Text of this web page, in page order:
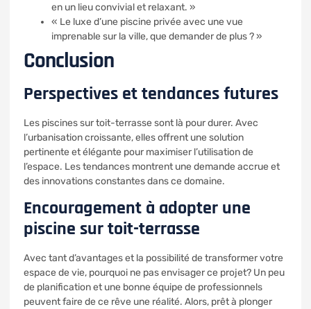
en un lieu convivial et relaxant. »
« Le luxe d’une piscine privée avec une vue
imprenable sur la ville, que demander de plus ? »
Conclusion
Perspectives et tendances futures
Les piscines sur toit-terrasse sont là pour durer. Avec
l’urbanisation croissante, elles offrent une solution
pertinente et élégante pour maximiser l’utilisation de
l’espace. Les tendances montrent une demande accrue et
des innovations constantes dans ce domaine.
Encouragement à adopter une
piscine sur toit-terrasse
Avec tant d’avantages et la possibilité de transformer votre
espace de vie, pourquoi ne pas envisager ce projet? Un peu
de planification et une bonne équipe de professionnels
peuvent faire de ce rêve une réalité. Alors, prêt à plonger